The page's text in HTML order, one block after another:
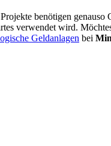
benötigen
verwendet wird.
Geldanlagen bei